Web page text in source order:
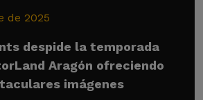
de 2025
despide la temporada
Aragón ofreciendo
imágenes